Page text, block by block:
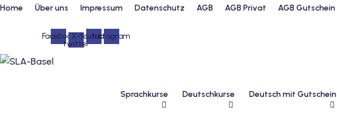
Skip
Home Über uns Impressum Datenschutz AGB AGB Privat AGB Gutschein
FacebookX-
twitter
YoutubeInstagram
Sprachkurse Deutschkurse Deutsch mit Gutschein